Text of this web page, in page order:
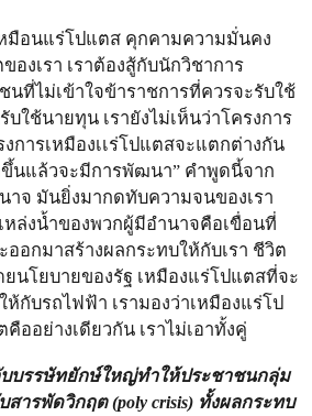
มือนแร่โปแตส คุกคามความมั่นคง
องเรา เราต้องสู้กับนักวิชาการ
นที่ไม่เข้าใจข้าราชการที่ควรจะรับใช้
ใช้นายทุน เรายังไม่เห็นว่าโครงการ
การเหมืองเเร่โปแตสจะแตกต่างกัน
ขึ้นแล้วจะมีการพัฒนา” คำพูดนี้จาก
จ มันยิ่งมากดทับความจนของเรา
หล่งน้ำของพวกผู้มีอำนาจคือเขื่อนที่
อกมาสร้างผลกระทบให้กับเรา ชีวิต
นโยบายของรัฐ เหมืองแร่โปแตสที่จะ
ห้กับรถไฟฟ้า เรามองว่าเหมืองแร่โป
ออย่างเดียวกัน เราไม่เอาทั้งคู่
บบรรษัทยักษ์ใหญ่ทำให้ประชาชนกลุ่ม
สารพัดวิกฤต (poly crisis) ทั้งผลกระทบ